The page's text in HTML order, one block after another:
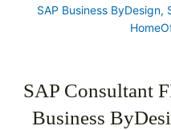
SAP Business ByDesign,
SAP Consultant
Business